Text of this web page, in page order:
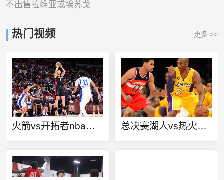
不出售拉维亚或埃苏戈
热门视频 更多 >>
火箭vs开拓者nba季后赛 总决赛湖人vs热火五场